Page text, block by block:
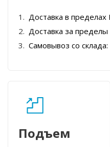
Доставка в
Доставка за
Самовывоз со
Подъем